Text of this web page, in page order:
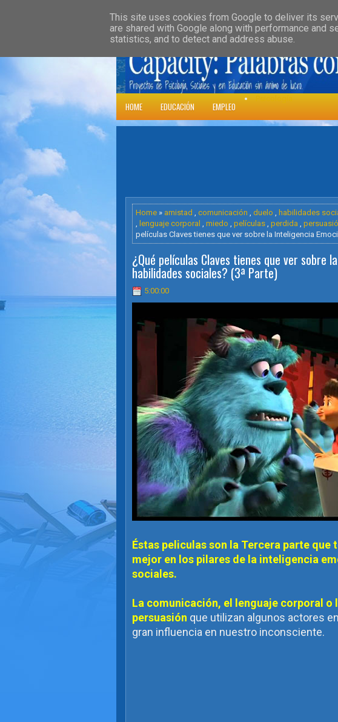
HOME DOWNLOADS » PARENT CATEGORY » FEATURED
HOME EDUCACIÓN EMPLEO
Home » amistad , comunicación , duelo , habilidades
, lenguaje corporal , miedo , películas , perdida ,
películas Claves tienes que ver sobre la Inteligencia
¿Qué películas Claves tienes que ver sobre
habilidades sociales? (3ª Parte)
5:00:00
Éstas peliculas son la Tercera parte que
mejor en los pilares de la inteligencia
sociales.
La comunicación, el lenguaje corporal o
persuasión que utilizan algunos actores
gran influencia en nuestro inconsciente.
This site uses cookies from Google to deliver its
are shared with Google along with performance and
statistics, and to detect and address abuse.